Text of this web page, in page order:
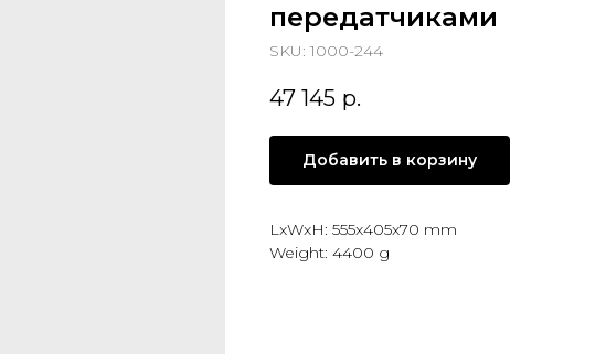
передатчиками
SKU: 1000-244
47 145 р.
Добавить в корзину
LxWxH: 555x405x70 mm
Weight: 4400 g